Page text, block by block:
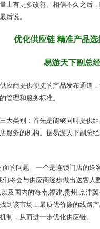
上有更多改善。相信不久之后
后说。
优化供应链 精准产品
易游天下副总
应商提供便捷的产品发布通道
管理和服务标准。
大类别：首先是能够同时提供
服务的机构。据易游天下副总
的问题。一个是连锁门店的
将会与供应商逐步做出送客
及国内的海南,福建,贵州,京津
到该市场上最质优价廉的线路
制，从而进一步优化供应链。